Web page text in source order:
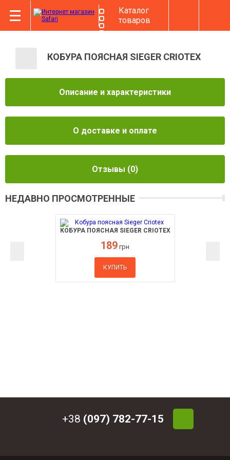
Каталог
товаров
КОБУРА ПОЯСНАЯ SIEGER CRIOTEX
Описание и характеристики
О доставке и оплате
Отзывы (0)
НЕДАВНО ПРОСМОТРЕННЫЕ
КОБУРА ПОЯСНАЯ SIEGER CRIOTEX
189 грн
КУПИТЬ
+38 (097) 782-77-15